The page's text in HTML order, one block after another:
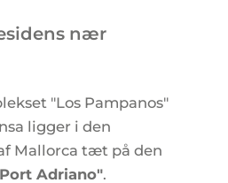
nær
"Los Pampanos"
ligger i den
Mallorca tæt på den
Adriano".